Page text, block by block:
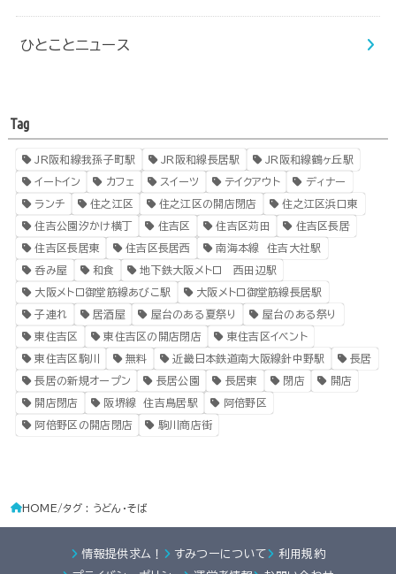
ひとことニュース
Tag
JR阪和線我孫子町駅 JR阪和線長居駅 JR阪和線鶴ヶ丘駅
イートイン カフェ スイーツ テイクアウト ディナー
ランチ 住之江区 住之江区の開店閉店 住之江区浜口東
住吉公園汐かけ横丁 住吉区 住吉区苅田 住吉区長居
住吉区長居東 住吉区長居西 南海本線 住吉大社駅
呑み屋 和食 地下鉄大阪メトロ 西田辺駅
大阪メトロ御堂筋線あびこ駅 大阪メトロ御堂筋線長居駅
子連れ 居酒屋 屋台のある夏祭り 屋台のある祭り
東住吉区 東住吉区の開店閉店 東住吉区イベント
東住吉区駒川 無料 近畿日本鉄道南大阪線針中野駅 長居
長居の新規オープン 長居公園 長居東 閉店 開店
開店閉店 阪堺線 住吉鳥居駅 阿倍野区
阿倍野区の開店閉店 駒川商店街
HOME タグ : うどん・そば
情報提供求ム！ すみつーについて
利用規約